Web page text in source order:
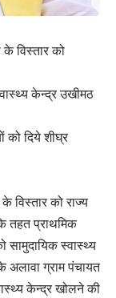
विस्तार को
केन्द्र उखीमठ
को दिये शीघ्र
विस्तार को राज्य
तहत प्राथमिक
सामुदायिक स्वास्थ्य
ग्राम पंचायत
केन्द्र खोलने की